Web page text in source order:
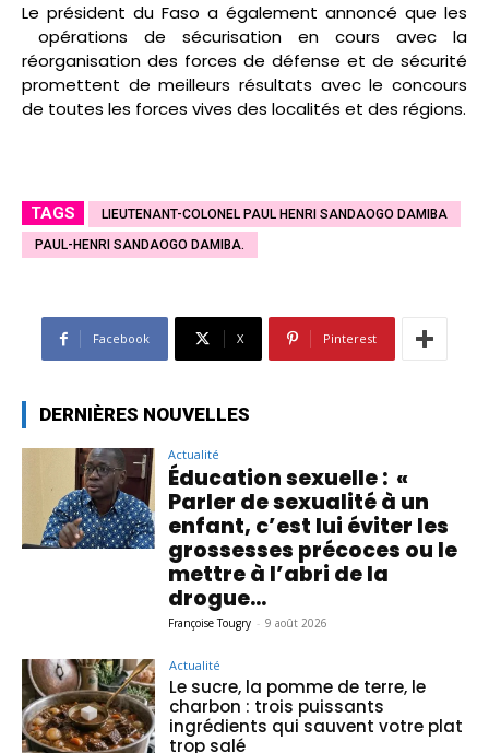
Le président du Faso a également annoncé que les
opérations de sécurisation en cours avec la
réorganisation des forces de défense et de sécurité
promettent de meilleurs résultats avec le concours
de toutes les forces vives des localités et des régions.
TAGS
LIEUTENANT-COLONEL PAUL HENRI SANDAOGO DAMIBA
PAUL-HENRI SANDAOGO DAMIBA.
Facebook X Pinterest
DERNIÈRES NOUVELLES
Actualité
Éducation sexuelle : «
Parler de sexualité à un
enfant, c’est lui éviter les
grossesses précoces ou le
mettre à l’abri de la
drogue...
Françoise Tougry - 9 août 2026
Actualité
Le sucre, la pomme de terre, le
charbon : trois puissants
ingrédients qui sauvent votre plat
trop salé